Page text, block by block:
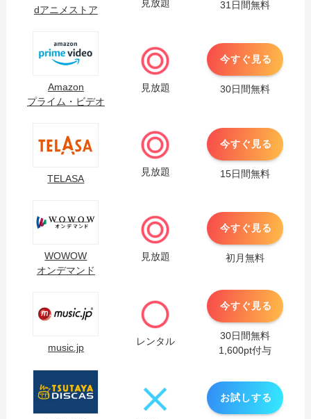
dアニメストア
見放題 31日間無料
Amazon
プライム・ビデオ
見放題
今すぐ見る
30日間無料
TELASA
見放題
今すぐ見る
15日間無料
WOWOW
オンデマンド
見放題
今すぐ見る
初月無料
music.jp
レンタル
今すぐ見る
30日間無料
1,600pt付与
お試しする